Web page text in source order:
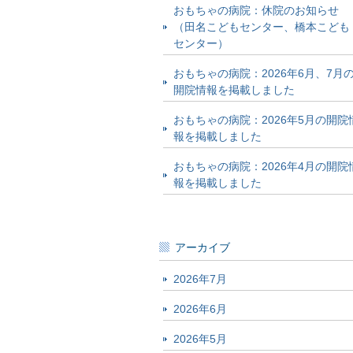
おもちゃの病院：休院のお知らせ
（田名こどもセンター、橋本こども
センター）
おもちゃの病院：2026年6月、7月
開院情報を掲載しました
おもちゃの病院：2026年5月の開院
報を掲載しました
おもちゃの病院：2026年4月の開院
報を掲載しました
アーカイブ
2026年7月
2026年6月
2026年5月